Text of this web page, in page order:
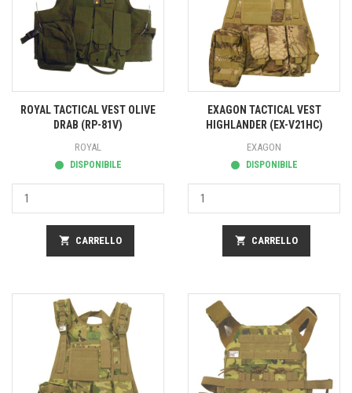
ROYAL TACTICAL VEST OLIVE
DRAB (RP-81V)
ROYAL
DISPONIBILE
shopping_cart CARRELLO
EXAGON TACTICAL VEST
HIGHLANDER (EX-V21HC)
EXAGON
DISPONIBILE
shopping_cart CARRELLO